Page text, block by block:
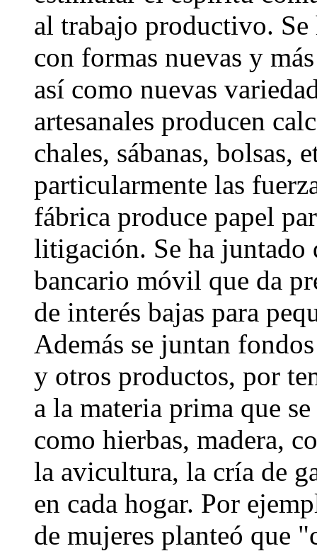
al trabajo productivo.
con formas nuevas y
así como nuevas
artesanales producen
chales, sábanas, bolsas,
particularmente las
fábrica produce papel
litigación. Se ha juntado
bancario móvil que da
de interés bajas para
Además se juntan
y otros productos, por
a la materia prima que
como hierbas, madera,
la avicultura, la cría de
en cada hogar. Por
de mujeres planteó que